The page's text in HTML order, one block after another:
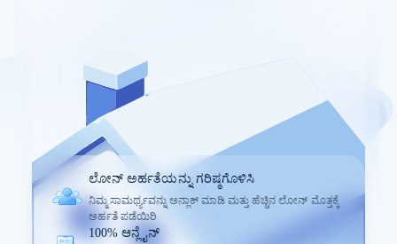
ಲೋನ್ ಅರ್ಹತೆಯನ್ನು ಗರಿಷ್ಠಗೊಳಿಸಿ
ನಿಮ್ಮ ಸಾಮರ್ಥ್ಯವನ್ನು ಅನ್ಲಾಕ್ ಮಾಡಿ ಮತ್ತು ಹೆಚ್ಚಿನ ಲೋನ್ ಮೊತ್ತಕ್ಕೆ
ಅರ್ಹತೆ ಪಡೆಯಿರಿ
100% ಆನ್ಲೈನ್